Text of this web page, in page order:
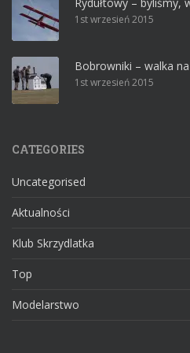
1st wrzesień 2015
Bobrowniki – walka
1st wrzesień 2015
CATEGORIES
Uncategorised
Aktualności
Klub Skrzydlatka
Top
Modelarstwo